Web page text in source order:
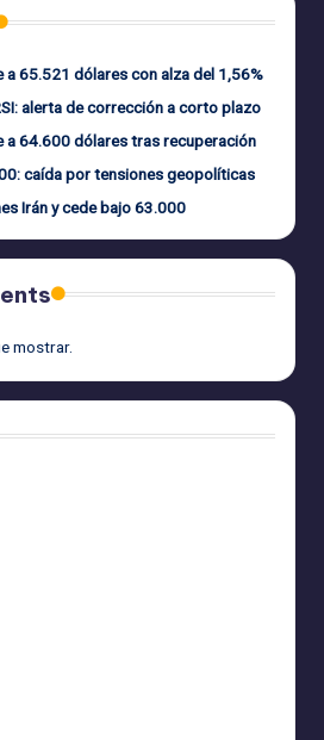
a 65.521 dólares con alza del 1,56%
alerta de corrección a corto plazo
a 64.600 dólares tras recuperación
caída por tensiones geopolíticas
Irán y cede bajo 63.000
mostrar.